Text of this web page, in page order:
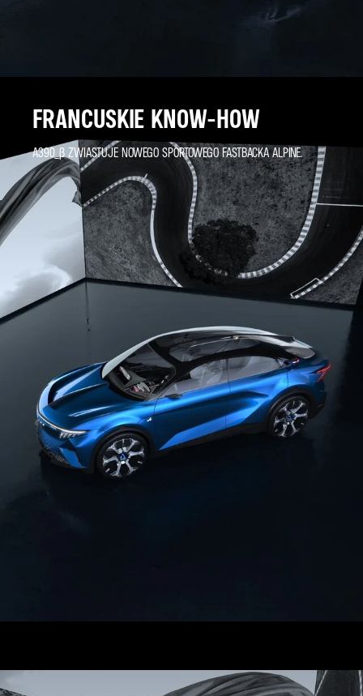
FRANCUSKIE KNOW-HOW
A390_Β ZWIASTUJE NOWEGO SPORTOWEGO FASTBACKA ALPINE.